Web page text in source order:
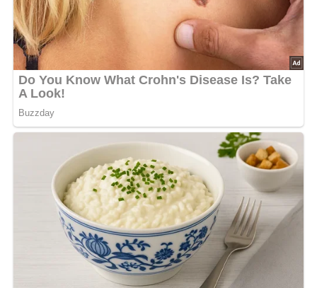
Jetzt Sterne vergeben – Rezept
bewerten
5/5(1 Bewertung)